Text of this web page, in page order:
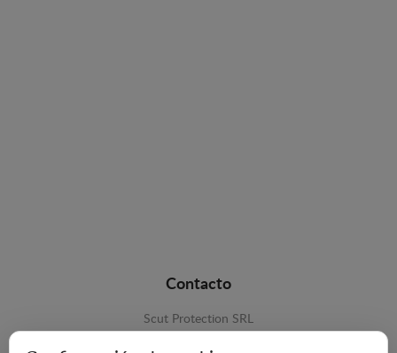
Contacto
Scut Protection SRL